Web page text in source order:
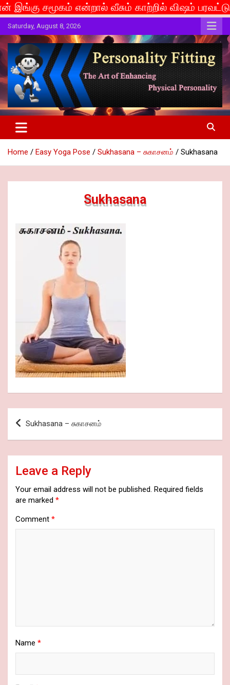
என்றால் வீசும் காற்றில் விஷம் பரவட்டும்... If caste
Skip
to
content
Saturday, August 8, 2026
Personality Fitting
The Art of Enhancing Physical Personality
Home Easy Yoga Pose Sukhasana – சுகாசனம் Sukhasana
Sukhasana
Post
Sukhasana – சுகாசனம்
Leave a Reply
Your email address will not be published. Required fields
are marked *
Comment *
Name *